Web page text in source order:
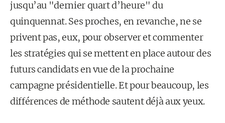
jusqu’au "dernier quart d’heure" du
quinquennat. Ses proches, en revanche, ne se
privent pas, eux, pour observer et commenter
les stratégies qui se mettent en place autour des
futurs candidats en vue de la prochaine
campagne présidentielle. Et pour beaucoup, les
différences de méthode sautent déjà aux yeux.